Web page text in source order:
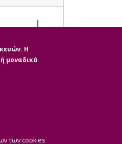
Η
μοναδικά
των cookies